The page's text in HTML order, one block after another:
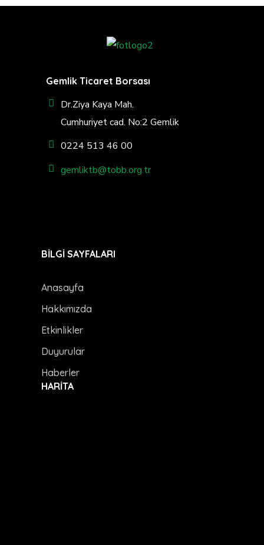
Gemlik Ticaret Borsası
Dr.Ziya Kaya Mah.
Cumhuriyet cad. No:2 Gemlik
0224 513 46 00
gemliktb@tobb.org.tr
BİLGİ SAYFALARI
Anasayfa
Hakkımızda
Etkinlikler
Duyurular
Haberler
HARİTA